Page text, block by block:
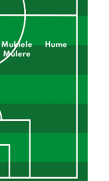
Mukiele
Mulere
Hume